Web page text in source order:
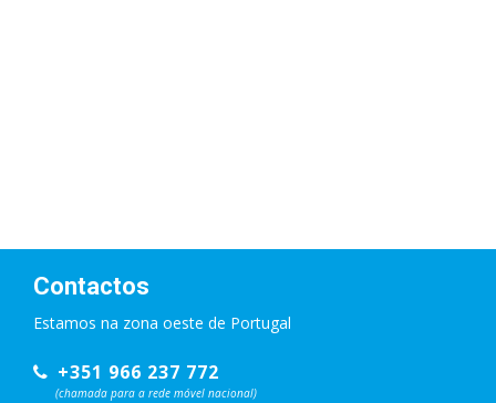
Contactos
Estamos na zona oeste de Portugal
+351 966 237 772
(chamada para a rede móvel nacional)